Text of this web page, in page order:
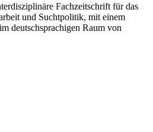
Fachzeitschrift für das
und Suchtpolitik, mit einem
deutschsprachigen Raum von